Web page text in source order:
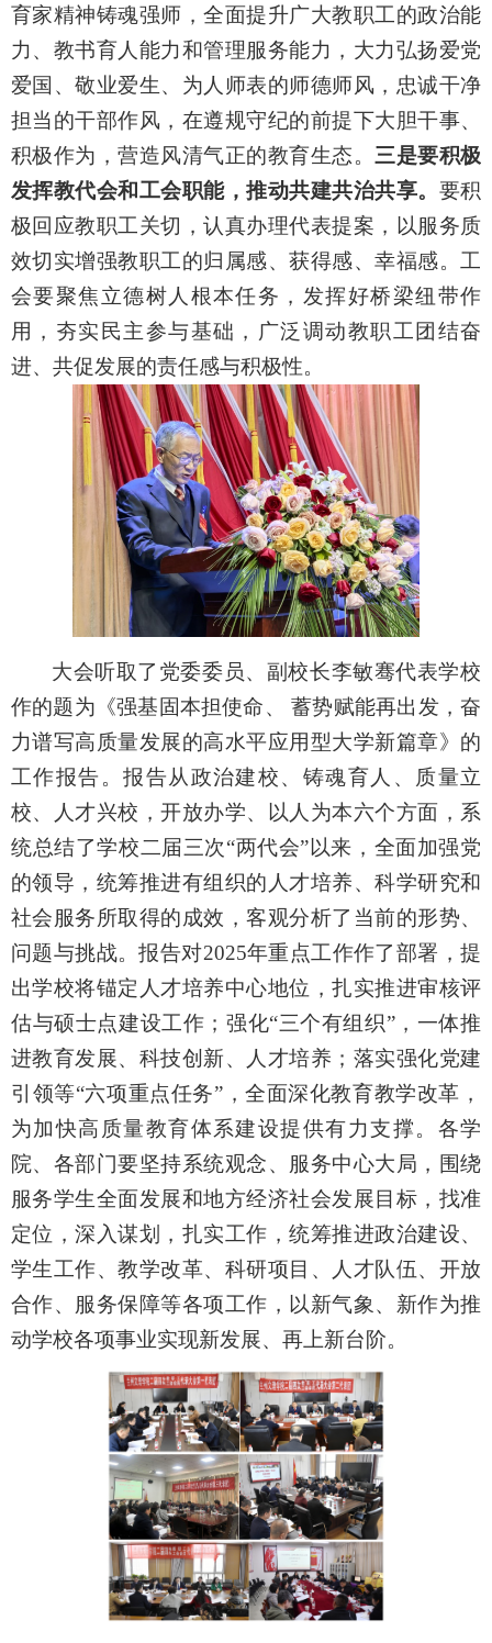
育家精神铸魂强师，全面提升广大教职工的政治能
力、教书育人能力和管理服务能力，大力弘扬爱党
爱国、敬业爱生、为人师表的师德师风，忠诚干净
担当的干部作风， 在遵规守纪的前提下大胆干事、
积极作为，营造风清气正的教育生态。 三是要积极
发挥教代会和工会职能，推动共建共治共享。 要积
极回应教职工关切，认真办理代表提案，以服务质
效切实增强教职工的归属感、获得感、幸福感。工
会要聚焦立德树人根本任务，发挥好桥梁纽带作
用，夯实民主参与基础，广泛调动教职工团结奋
进、共促发展的责任感与积极性。
大会听取了党委委员、副校长李敏骞代表学校
作的题为《强基固本担使命、 蓄势赋能再出发，奋
力谱写高质量发展的高水平应用型大学新篇章》的
工作报告。报告从政治建校、铸魂育人、质量立
校、人才兴校，开放办学、以人为本六个方面，系
统总结了学校二届三次“两代会”以来，全面加强党
的领导，统筹推进有组织的人才培养、科学研究和
社会服务所取得的成效，客观分析了当前的形势、
问题与挑战。报告对2025年重点工作作了部署，提
出学校将锚定人才培养中心地位，扎实推进审核评
估与硕士点建设工作；强化“三个有组织”，一体推
进教育发展、科技创新、人才培养；落实强化党建
引领等“六项重点任务”，全面深化教育教学改革，
为加快高质量教育体系建设提供有力支撑。各学
院、各部门要坚持系统观念、服务中心大局，围绕
服务学生全面发展和地方经济社会发展目标，找准
定位，深入谋划，扎实工作，统筹推进政治建设、
学生工作、教学改革、科研项目、人才队伍、开放
合作、服务保障等各项工作，以新气象、新作为推
动学校各项事业实现新发展、再上新台阶。